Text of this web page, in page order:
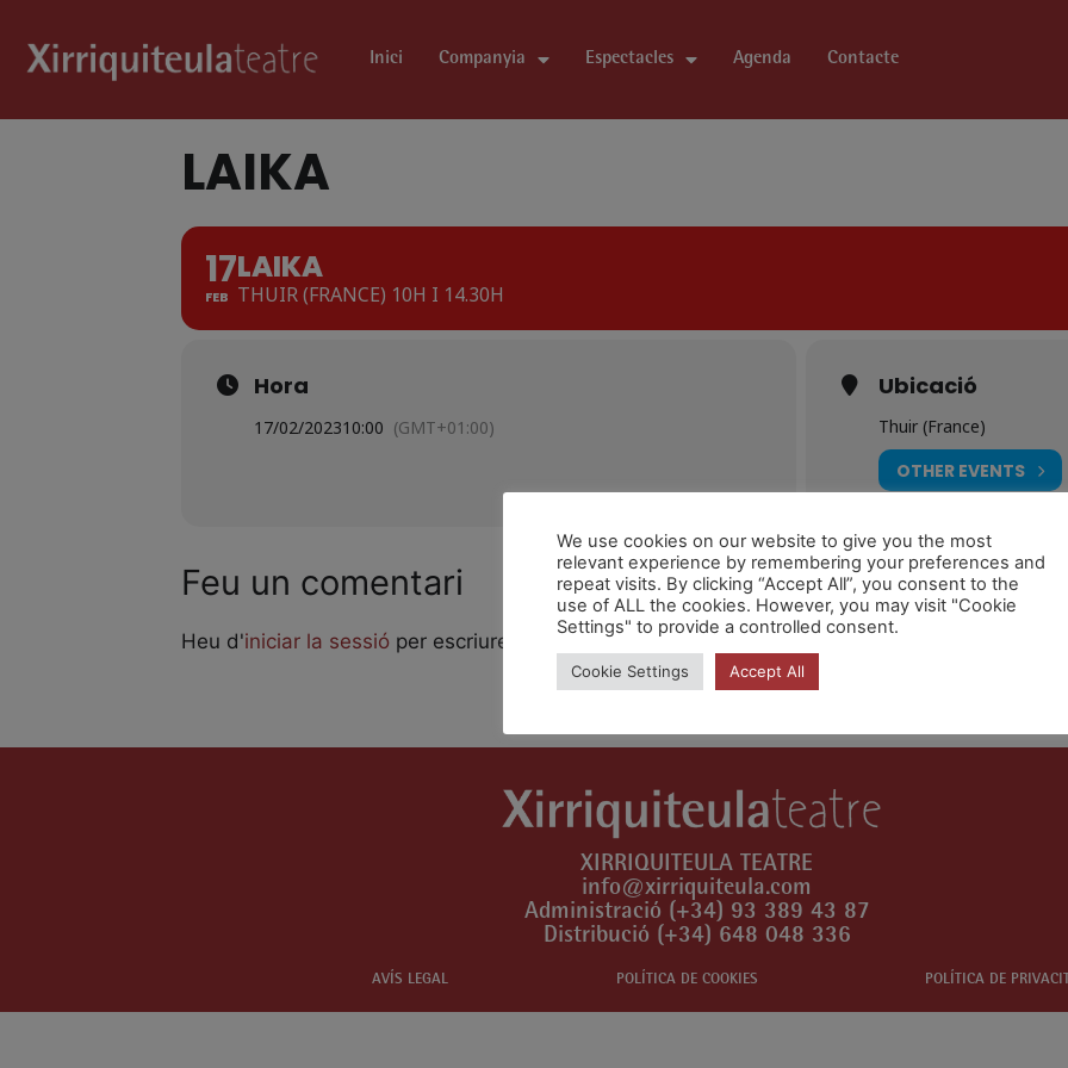
Inici Companyia Espectacles Agenda Contacte
LAIKA
17
FEB
LAIKA
THUIR (FRANCE) 10H I 14.30H
Hora
17/02/202310:00 (GMT+01:00)
Ubicació
Thuir (France)
OTHER EVENTS
Feu un comentari
Heu d'iniciar la sessió per escriure un comentari.
XIRRIQUITEULA TEATRE
info@xirriquiteula.com
Administració (+34) 93 389 43 87
Distribució (+34) 648 048 336
AVÍS LEGAL POLÍTICA DE COOKIES POLÍTICA DE
We use cookies on our website to give you the most
relevant experience by remembering your preferences and
repeat visits. By clicking “Accept All”, you consent to the
use of ALL the cookies. However, you may visit "Cookie
Settings" to provide a controlled consent.
Cookie Settings Accept All